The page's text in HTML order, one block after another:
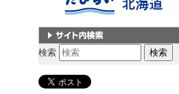
サイト内検索
検索